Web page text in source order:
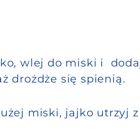
wlej do miski i
drożdże się spienią.
miski, jajko utrzyj